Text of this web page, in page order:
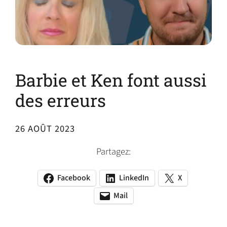
Barbie et Ken font aussi
des erreurs
26 AOÛT 2023
Partagez:
Facebook
(opens
LinkedIn
(opens
in
a
X
(opens
Mail
(opens
(opens